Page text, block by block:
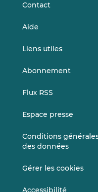
Contact
Aide
Liens utiles
Abonnement
Flux RSS
Espace presse
Conditions
des données
Gérer les cookies
Accessibilité